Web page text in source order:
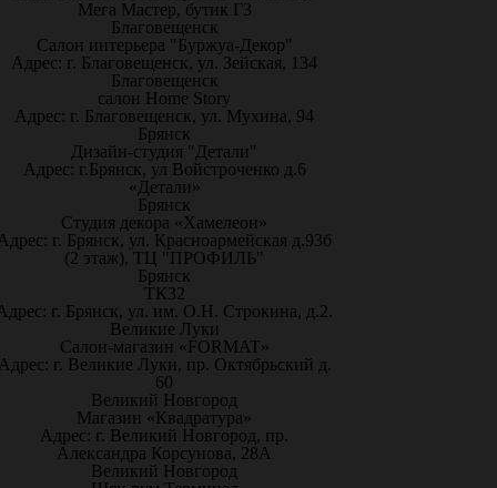
Мега Мастер, бутик Г3
Благовещенск
Салон интерьера "Буржуа-Декор"
Адрес: г. Благовещенск, ул. Зейская, 134
Благовещенск
салон Home Story
Адрес: г. Благовещенск, ул. Мухина, 94
Брянск
Дизайн-студия "Детали"
Адрес: г.Брянск, ул Войстроченко д.6
«Детали»
Брянск
Студия декора «Хамелеон»
г. Брянск, ул. Красноармейская д.93б
(2 этаж), ТЦ "ПРОФИЛЬ"
Брянск
ТК32
г. Брянск, ул. им. О.Н. Строкина, д.2.
Великие Луки
Салон-магазин «FORMAT»
г. Великие Луки, пр. Октябрьский д.
60
Великий Новгород
Магазин «Квадратура»
Адрес: г. Великий Новгород, пр.
Александра Корсунова, 28А
Великий Новгород